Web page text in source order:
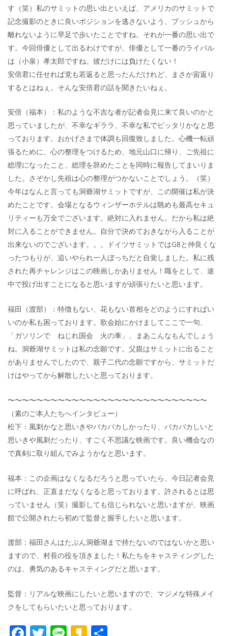
す（笑）私のサミットの思い出といえば、アメリカのサミットで
記念撮影のときに良いポジションを逃さないよう、ブッシュから
離れないように早足で歩いたことですね。それが一番の思い出で
す。今回俳優として出るわけですが、俳優として一番のライバル
は（小泉）孝太郎ですね。彼だけには負けたくない！
安倍君に任せれば党も若返ると思ったんだけれど、まさか宙返り
するとはねぇ。そんな安倍君の話を聞きたいねぇ。
安倍（福本）：私のような不吉な者が記者会見に来て良いのかと
思っていましたが、不幸なギララ、不幸な私でピッタリかなと思
っております。おかげさまで体調も回復致しました。心機一転頑
張るために、心の整理をつけるため、地元山口に帰り、ご先祖に
総理になったこと、総理を辞めたことを同時に報告してまいりま
した。さぞかし先祖は心の整理がつかないことでしょう。（笑）
今年はなんと言っても洞爺湖サミットですが、この開催は私が決
めたことです。会場となるウィンザーホテルは眺めも最高セキュ
リティーも万全でございます。絶対に入れません。だから私は絶
対に入ることができません。自分で決めておきながら入ることが
出来ないのでございます。。。ドイツサミットではG8と仲良くな
ったつもりが、追いやられ一人ぼっちだと自覚しました。私に残
された再チャレンジはこの映画しかありません！職をとして、途
中で投げ出すことになると思いますが頑張りたいと思います。
福田（渡部）：特徴もない、花もない首相をどのようにすればい
いのか私も困っております。歌会始にかけましてここで一句、
「ガソリンで ねじれ国会 火の車」、まあこんなもんでしょう
ね。洞爺湖サミットは私の念願です。父親はサミットに出ること
がありませんでしたので、親子二代の念願ですから、サミットだ
けはやってから解散したいと思っております。
〜〜〜〜〜〜〜〜〜〜〜〜〜〜〜〜〜〜〜〜〜〜〜〜〜〜〜〜
（素のご本人たちへインタビュー）
松下：風刺かなと思いきやバカバカしかったり、バカバカしいと
思いきや風刺だったり、すごく不思議な映画です。良い機会なの
で真剣に取り組んでみようかなと思います。
福本：この企画はなくなるだろうと思っていたら、今日記者会見
に呼ばれ、正直まだなくなると思っております。許されるとは思
っていません（笑）撮影しても信じられないと思いますが、映画
館で公開されたら初めて監督と握手したいと思います。
渡部：福田さんはたぶん洞爺湖まで持たないのではないかと思い
ますので、村長の役を頂きました！私たちをキャスティングした
のは、勇気のあるキャスティングだと思います。
監督：リアルな映画にしたいと思いますので、マジメな特殊メイ
クをしてもらいたいと思っております。